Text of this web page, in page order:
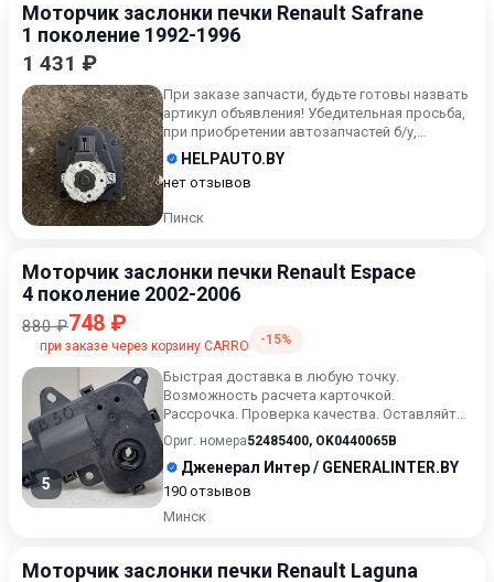
Моторчик заслонки печки Renault Safrane
1 поколение 1992-1996
1 431 ₽
При заказе запчасти, будьте готовы назвать
артикул объявления! Убедительная просьба,
при приобретении автозапчастей б/у,
внимательно подходи...
HELPAUTO.BY
нет отзывов
Пинск
Моторчик заслонки печки Renault Espace
4 поколение 2002-2006
880 ₽748 ₽
при заказе через корзину CARRO -15%
5
Быстрая доставка в любую точку.
Возможность расчета карточкой.
Рассрочка. Проверка качества. Оставляйте
сообщения ( или выбранный артикул) в...
Ориг. номера52485400, OK0440065B
Дженерал Интер / GENERALINTER.BY
190 отзывов
Минск
Моторчик заслонки печки Renault Laguna